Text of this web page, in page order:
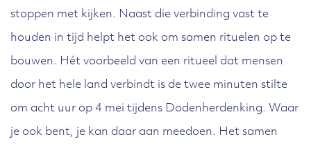
stoppen met kijken. Naast die verbinding vast te
houden in tijd helpt het ook om samen rituelen op te
bouwen. Hét voorbeeld van een ritueel dat mensen
door het hele land verbindt is de twee minuten stilte
om acht uur op 4 mei tijdens Dodenherdenking. Waar
je ook bent, je kan daar aan meedoen. Het samen